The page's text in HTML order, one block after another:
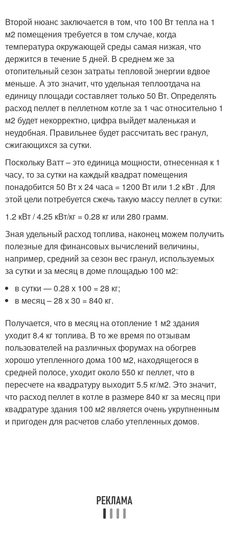
Второй нюанс заключается в том, что 100 Вт тепла на 1
м2 помещения требуется в том случае, когда
температура окружающей среды самая низкая, что
держится в течение 5 дней. В среднем же за
отопительный сезон затраты тепловой энергии вдвое
меньше. А это значит, что удельная теплоотдача на
единицу площади составляет только 50 Вт. Определять
расход пеллет в пеллетном котле за 1 час относительно 1
м2 будет некорректно, цифра выйдет маленькая и
неудобная. Правильнее будет рассчитать вес гранул,
сжигающихся за сутки.
Поскольку Ватт – это единица мощности, отнесенная к 1
часу, то за сутки на каждый квадрат помещения
понадобится 50 Вт х 24 часа = 1200 Вт или 1.2 кВт . Для
этой цели потребуется сжечь такую массу пеллет в сутки:
1.2 кВт / 4.25 кВт/кг = 0.28 кг или 280 грамм.
Зная удельный расход топлива, наконец можем получить
полезные для финансовых вычислений величины,
например, средний за сезон вес гранул, используемых
за сутки и за месяц в доме площадью 100 м2:
в сутки — 0.28 х 100 = 28 кг;
в месяц – 28 х 30 = 840 кг.
Получается, что в месяц на отопление 1 м2 здания
уходит 8.4 кг топлива. В то же время по отзывам
пользователей на различных форумах на обогрев
хорошо утепленного дома 100 м2, находящегося в
средней полосе, уходит около 550 кг пеллет, что в
пересчете на квадратуру выходит 5.5 кг/м2. Это значит,
что расход пеллет в котле в размере 840 кг за месяц при
квадратуре здания 100 м2 является очень укрупненным
и пригоден для расчетов слабо утепленных домов.